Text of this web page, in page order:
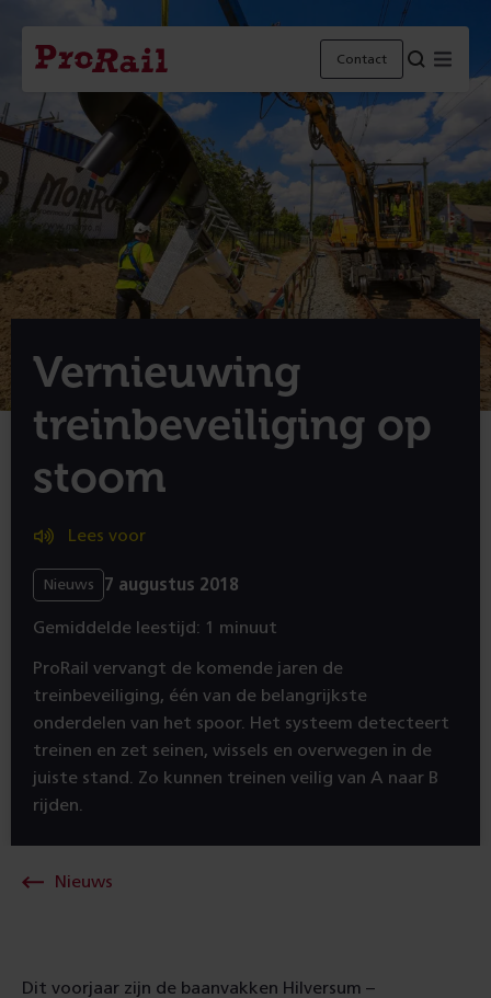
Navigatie
Homepage
ProRail
Contact
Vernieuwing
treinbeveiliging op
stoom
Lees voor
Nieuws 7 augustus 2018
Gemiddelde leestijd: 1 minuut
ProRail vervangt de komende jaren de
treinbeveiliging, één van de belangrijkste
onderdelen van het spoor. Het systeem detecteert
treinen en zet seinen, wissels en overwegen in de
juiste stand. Zo kunnen treinen veilig van A naar B
rijden.
Nieuws
Dit voorjaar zijn de baanvakken Hilversum –